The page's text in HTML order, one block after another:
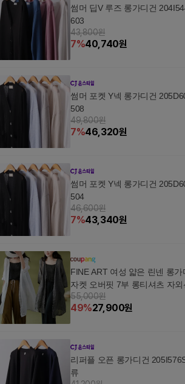
썸머 딥V 루즈 롱가디건
603
43,800원
7%40,740원
썸머 포켓 Y넥 롱가디건
508
49,800원
7%46,320원
썸머 포켓 Y넥 롱가디건
504
46,600원
7%43,340원
FINE ART 여성 얇은 린넨 롱
자켓 오버핏 7부 롱티셔츠 자외
일리
55,000원
49%27,900원
리퍼플 오픈 롱가디건
류